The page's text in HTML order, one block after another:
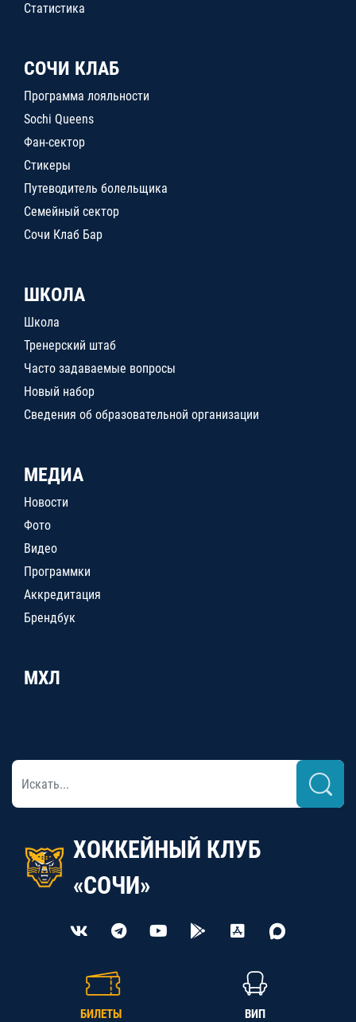
Статистика
СОЧИ КЛАБ
Программа лояльности
Sochi Queens
Фан-сектор
Стикеры
Путеводитель болельщика
Семейный сектор
Сочи Клаб Бар
ШКОЛА
Школа
Тренерский штаб
Часто задаваемые вопросы
Новый набор
Сведения об образовательной организации
МЕДИА
Новости
Фото
Видео
Программки
Аккредитация
Брендбук
МХЛ
ХОККЕЙНЫЙ КЛУБ
«СОЧИ»
БИЛЕТЫ ВИП